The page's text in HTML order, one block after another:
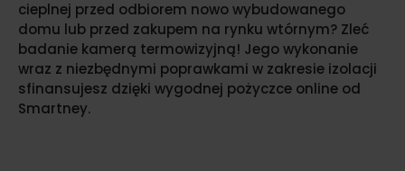
cieplnej przed odbiorem nowo wybudowanego
domu lub przed zakupem na rynku wtórnym? Zleć
badanie kamerą termowizyjną! Jego wykonanie
wraz z niezbędnymi poprawkami w zakresie izolacji
sfinansujesz dzięki wygodnej pożyczce online od
Smartney.